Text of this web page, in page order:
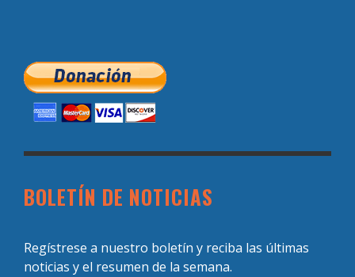
BOLETÍN DE NOTICIAS
Regístrese a nuestro boletín y reciba las últimas
noticias y el resumen de la semana.